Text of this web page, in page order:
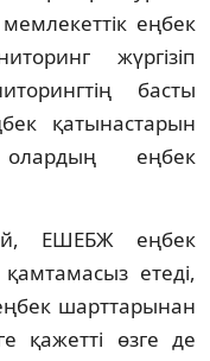
еңбек
жүргізіп
басты
қатынастарын
еңбек
ЕШЕБЖ еңбек
етеді,
шарттарынан
қажетті өзге де